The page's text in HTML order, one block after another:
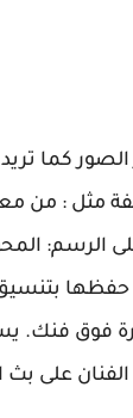
الصور كما
مثل : من
فوق فنك.
على بث